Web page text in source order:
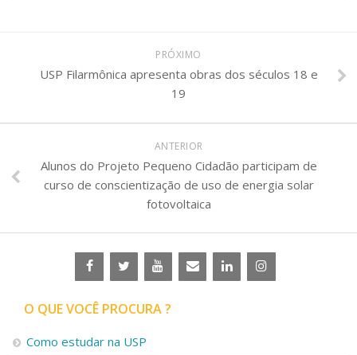
PRÓXIMO
USP Filarmônica apresenta obras dos séculos 18 e
19
ANTERIOR
Alunos do Projeto Pequeno Cidadão participam de
curso de conscientização de uso de energia solar
fotovoltaica
O QUE VOCÊ PROCURA ?
Como estudar na USP